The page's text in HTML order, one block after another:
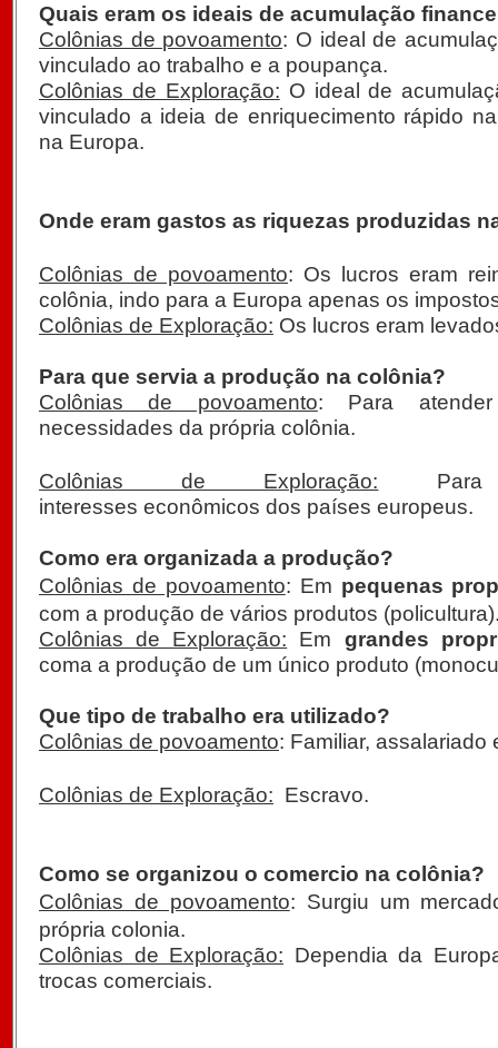
Quais eram os ideais de acumulação
Colônias de povoamento: O ideal de
vinculado ao trabalho e a poupança.
Colônias de Exploração: O ideal de
vinculado a ideia de enriquecimento rápido
na Europa.
Onde eram gastos as riquezas produzidas
Colônias de povoamento: Os lucros eram
colônia, indo para a Europa apenas os
Colônias de Exploração: Os lucros eram
Para que servia a produção na colônia?
Colônias de povoamento: Para
necessidades da própria colônia.
Colônias de Exploração: Para
interesses econômicos dos países europeus.
Como era organizada a produção?
Colônias de povoamento: Em pequenas
com a produção de vários produtos
Colônias de Exploração: Em grandes
coma a produção de um único produto
Que tipo de trabalho era utilizado?
Colônias de povoamento: Familiar, assalariado
Colônias de Exploração: Escravo.
Como se organizou o comercio na colônia?
Colônias de povoamento: Surgiu um
própria colonia.
Colônias de Exploração: Dependia da
trocas comerciais.